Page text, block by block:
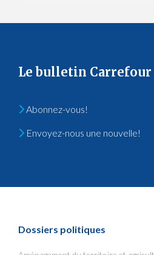
Le bulletin
Abonnez-vous!
Envoyez-nous une nouvelle!
Dossiers politiques